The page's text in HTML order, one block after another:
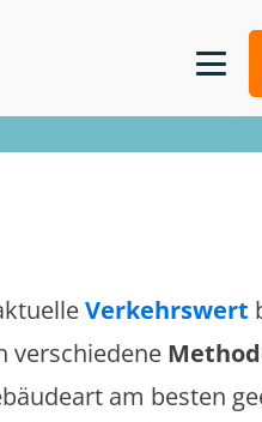
Verkehrswert
verschiedene
am besten